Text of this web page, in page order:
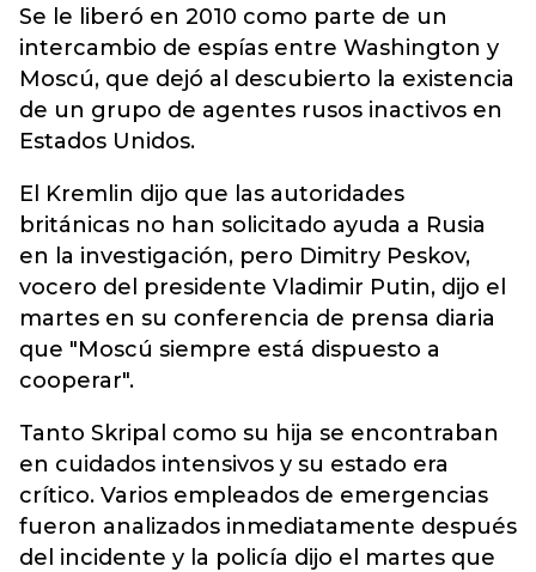
Se le liberó en 2010 como parte de un
intercambio de espías entre Washington y
Moscú, que dejó al descubierto la existencia
de un grupo de agentes rusos inactivos en
Estados Unidos.
El Kremlin dijo que las autoridades
británicas no han solicitado ayuda a Rusia
en la investigación, pero Dimitry Peskov,
vocero del presidente Vladimir Putin, dijo el
martes en su conferencia de prensa diaria
que "Moscú siempre está dispuesto a
cooperar".
Tanto Skripal como su hija se encontraban
en cuidados intensivos y su estado era
crítico. Varios empleados de emergencias
fueron analizados inmediatamente después
del incidente y la policía dijo el martes que